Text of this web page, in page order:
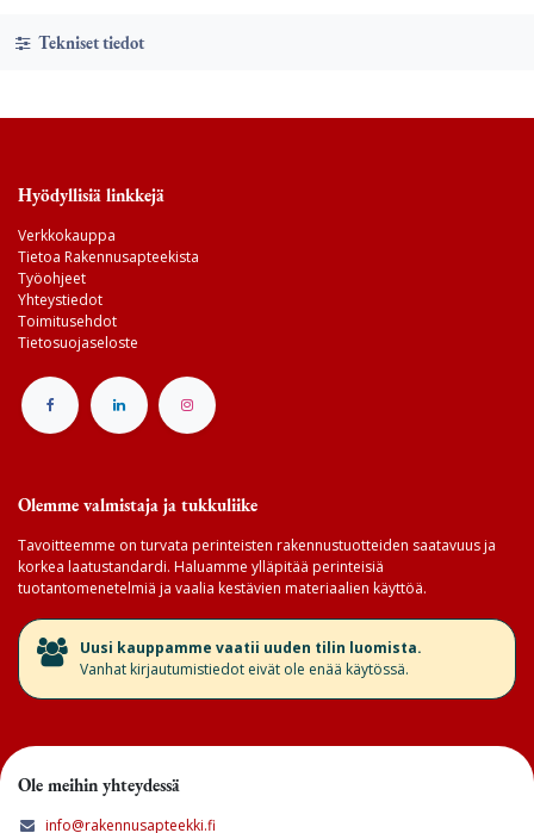
Tekniset tiedot
Hyödyllisiä linkkejä
Verkkokauppa
Tietoa Rakennusapteekista
Työohjeet
Yhteystiedot
Toimitusehdot
Tietosuojaseloste
Olemme valmistaja ja tukkuliike
Tavoitteemme on turvata perinteisten rakennustuotteiden saatavuus ja
korkea laatustandardi. Haluamme ylläpitää perinteisiä
tuotantomenetelmiä ja vaalia kestävien materiaalien käyttöä.
​Uusi kauppamme vaatii uuden tilin luomista.
Vanhat kirjautumistiedot eivät ole enää käytössä.
Ole meihin yhteydessä
info@rakennusapteekki.fi